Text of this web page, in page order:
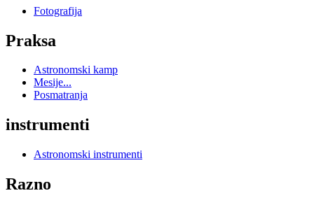
Fotografija
Praksa
Astronomski kamp
Mesije...
Posmatranja
instrumenti
Astronomski instrumenti
Razno